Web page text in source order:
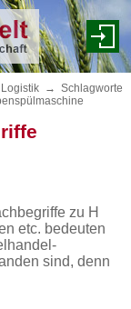
→ Schlagworte
zu H
etc. bedeuten
sind, denn